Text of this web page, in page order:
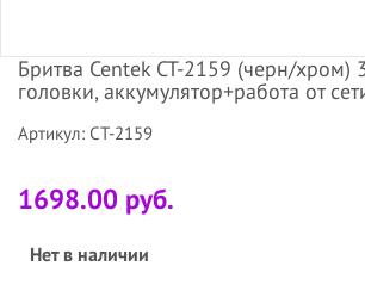
Бритва Centek CT-2159 (черн/
головки, аккумулятор+работа от
Артикул: CT-2159
1698.00 руб.
Нет в наличии